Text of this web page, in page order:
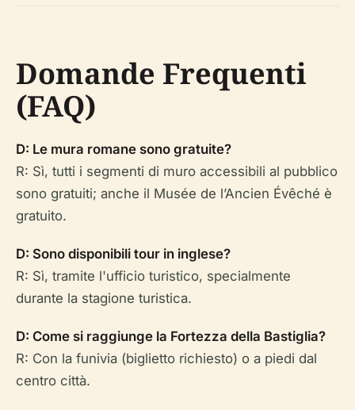
Domande Frequenti
(FAQ)
D: Le mura romane sono gratuite?
R: Sì, tutti i segmenti di muro accessibili al pubblico
sono gratuiti; anche il Musée de l’Ancien Évêché è
gratuito.
D: Sono disponibili tour in inglese?
R: Sì, tramite l'ufficio turistico, specialmente
durante la stagione turistica.
D: Come si raggiunge la Fortezza della Bastiglia?
R: Con la funivia (biglietto richiesto) o a piedi dal
centro città.